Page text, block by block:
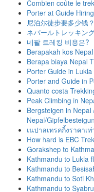
Combien coûte le
Porter at Guide
尼泊尔徒步要多少钱？
ネパールトレッキン
네팔 트레킹 비용은?
Berapakah kos
Berapa biaya Nepal
Porter Guide in
Porter and Guide in
Quanto costa
Peak Climbing in
Bergsteigen in Nepal
Nepal/
เนปาลเทรคกิ้งราคาเท่
How hard is EBC
Gorakshep to
Kathmandu to Lukla
Kathmandu to
Kathmandu to Soti
Kathmandu to